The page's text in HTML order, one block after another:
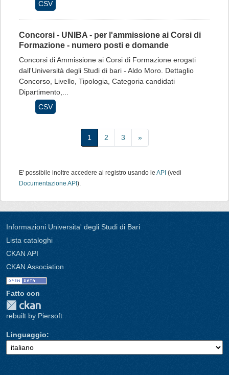
CSV
Concorsi - UNIBA - per l'ammissione ai Corsi di
Formazione - numero posti e domande
Concorsi di Ammissione ai Corsi di Formazione erogati
dall'Università degli Studi di bari - Aldo Moro. Dettaglio
Concorso, Livello, Tipologia, Categoria candidati
Dipartimento,...
CSV
1 2 3 »
E' possibile inoltre accedere al registro usando le API (vedi
Documentazione API ).
Informazioni Universita' degli Studi di Bari
Lista cataloghi
CKAN API
CKAN Association
Fatto con
rebuilt by Piersoft
Linguaggio